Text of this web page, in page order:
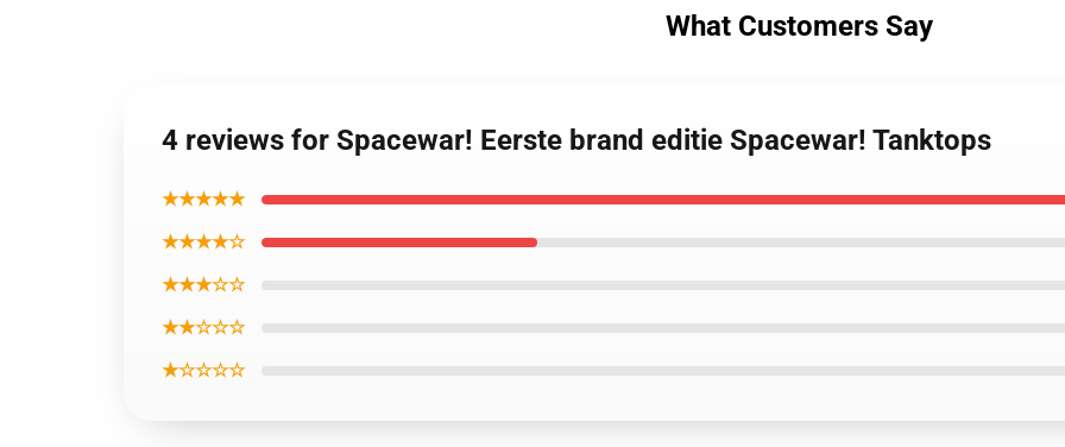
What Customers Say
4 reviews for Spacewar! Eerste brand editie Spacewar! Tanktops
★★★★★
★★★★☆
★★★☆☆
★★☆☆☆
★☆☆☆☆